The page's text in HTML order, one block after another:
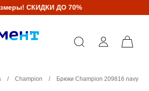
СКИДКИ ДО 70%
/ Champion / Брюки Champion 209816 navy